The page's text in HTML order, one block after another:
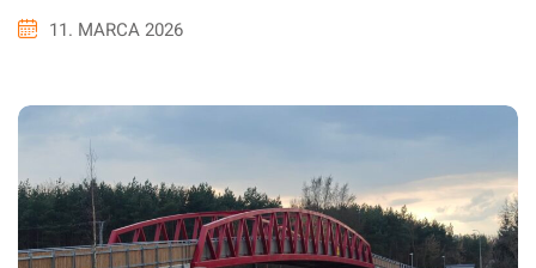
11. MARCA 2026